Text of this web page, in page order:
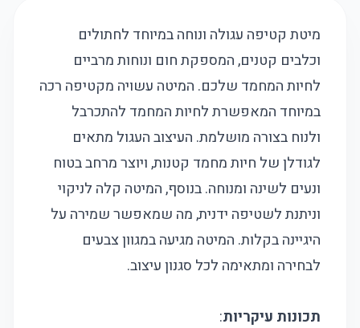
מיטת קטיפה עגולה ונוחה במיוחד לחתולים
וכלבים קטנים, המספקת חום ונוחות מרביים
לחיות המחמד שלכם. המיטה עשויה מקטיפה רכה
במיוחד המאפשרת לחיות המחמד להתכרבל
ולנוח בצורה מושלמת. העיצוב העגול מתאים
לגודלן של חיות מחמד קטנות, ויוצר מרחב בטוח
ונעים לשינה ומנוחה. בנוסף, המיטה קלה לניקוי
וניתנת לשטיפה ידנית, מה שמאפשר שמירה על
היגיינה בקלות. המיטה מגיעה במגוון צבעים
לבחירה ומתאימה לכל סגנון עיצוב.
תכונות עיקריות: